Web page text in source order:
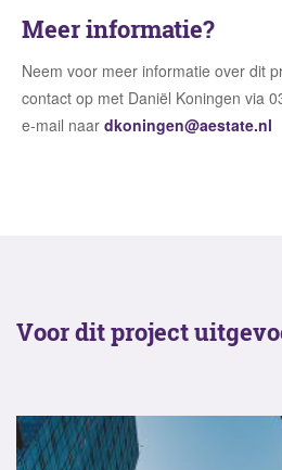
Meer informatie?
Neem voor meer informatie over dit
contact op met Daniël Koningen via
e-mail naar dkoningen@aestate.nl
Voor dit project